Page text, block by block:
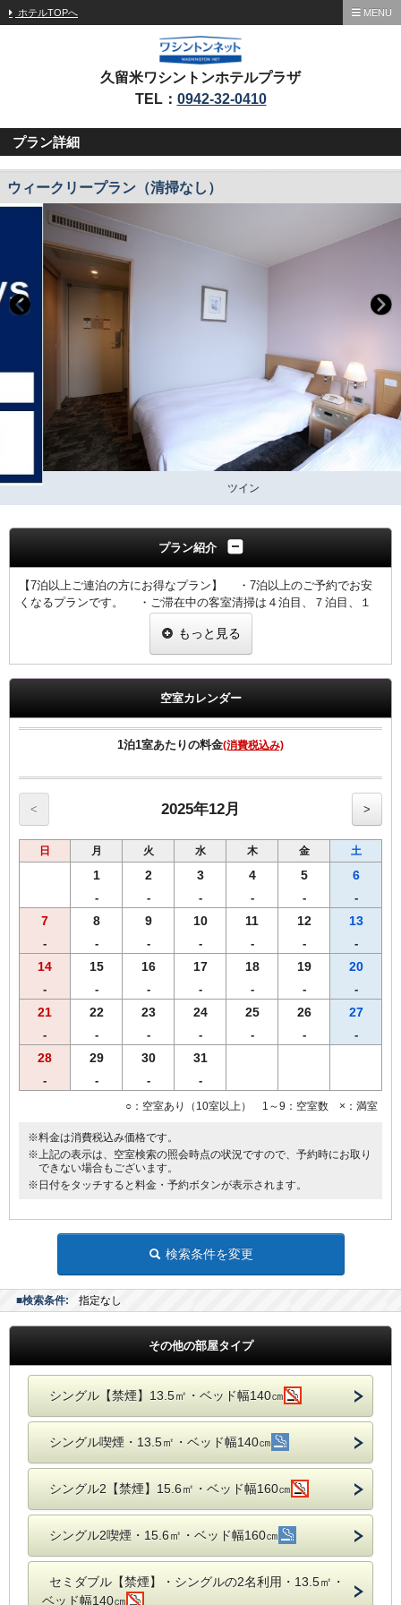
ホテルTOPへ MENU
久留米ワシントンホテルプラザ
TEL： 0942-32-0410
プラン詳細
ウィークリープラン（清掃なし）
プラン紹介
【7泊以上ご連泊の方にお得なプラン】 ・7泊以上のご予約でお安
くなるプランです。 ・ご滞在中の客室清掃は４泊目、７泊目、１
んのでごゆっくりご滞在いただけます。 ・客室清掃が無い日もゴ
ミ箱、灰皿、タオル類交換はさせていただきます。 ・ご予定の変
2020年4月1日より福岡県宿泊税条例に伴い、ご宿泊料金に応じた宿泊
別途申し受けますのであらかじめご了承願います。
【宿泊税額：室料(税別）お1人様1泊あたり】
20,000円未満200円
もっと見る
空室カレンダー
1泊1室あたりの料金(消費税込み)
< 2025年12月 >
日 月 火 水 木 金 土
1
-
2
-
3
-
4
-
5
-
6
-
7
-
8
-
9
-
10
-
11
-
12
-
13
-
14
-
15
-
16
-
17
-
18
-
19
-
20
-
21
-
22
-
23
-
24
-
25
-
26
-
27
-
28
-
29
-
30
-
31
-
○：空室あり（10室以上） 1～9：空室数 ×：満室
※料金は消費税込み価格です。
※上記の表示は、空室検索の照会時点の状況ですので、予約時にお取り
できない場合もございます。
※日付をタッチすると料金・予約ボタンが表示されます。
検索条件を変更
■検索条件: 指定なし
その他の部屋タイプ
シングル【禁煙】13.5㎡・ベッド幅140㎝
シングル喫煙・13.5㎡・ベッド幅140㎝
シングル2【禁煙】15.6㎡・ベッド幅160㎝
シングル2喫煙・15.6㎡・ベッド幅160㎝
セミダブル【禁煙】・シングルの2名利用・13.5㎡・
ベッド幅140㎝